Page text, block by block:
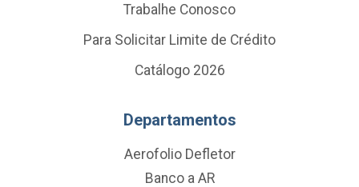
Trabalhe Conosco
Para Solicitar Limite de Crédito
Catálogo 2026
Departamentos
Aerofolio Defletor
Banco a AR